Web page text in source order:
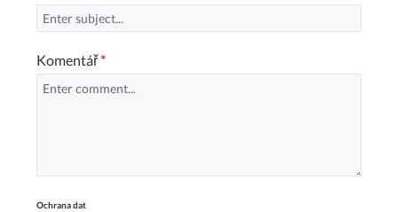
Komentář*
Ochrana dat